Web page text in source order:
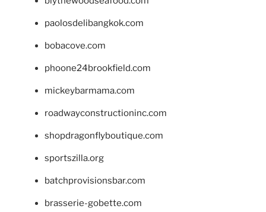
paolosdelibangkok.com
bobacove.com
phoone24brookfield.com
mickeybarmama.com
roadwayconstructioninc.com
shopdragonflyboutique.com
sportszilla.org
batchprovisionsbar.com
brasserie-gobette.com